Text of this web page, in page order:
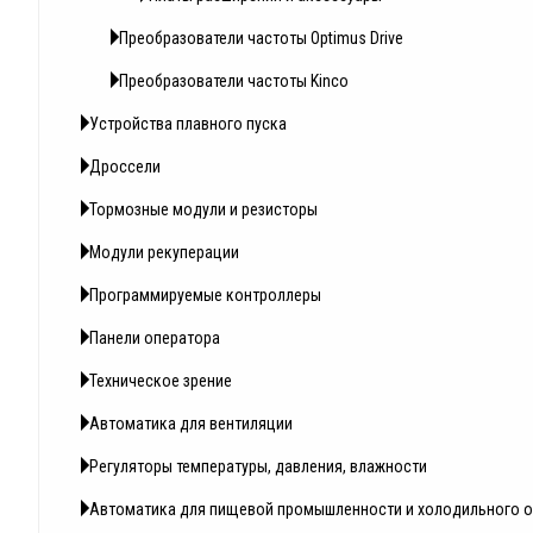
Преобразователи частоты Optimus Drive
Преобразователи частоты Kinco
Устройства плавного пуска
Дроссели
Тормозные модули и резисторы
Модули рекуперации
Программируемые контроллеры
Панели оператора
Техническое зрение
Автоматика для вентиляции
Регуляторы температуры, давления, влажности
Автоматика для пищевой промышленности и холодильного